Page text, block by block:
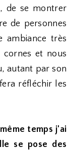
de se montrer
de personnes
ambiance très
et nous
autant par son
réfléchir les
temps j'ai
se pose des